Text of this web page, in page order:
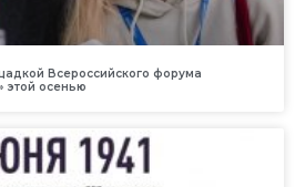
Всероссийского форума
этой осенью